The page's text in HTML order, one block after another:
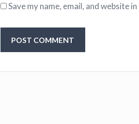
Save my name, email, and website